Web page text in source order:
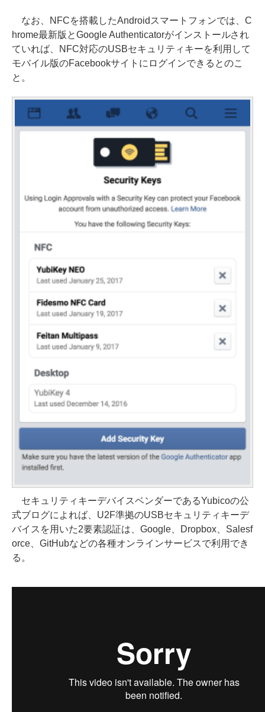
なお、NFCを搭載したAndroidスマートフォンでは、C
hrome最新版とGoogle Authenticatorがインストールされ
ていれば、NFC対応のUSBセキュリティキーを利用して
モバイル版のFacebookサイトにログインできるとのこ
と。
セキュリティキーデバイスベンダーであるYubicoの公
式ブログによれば、U2F準拠のUSBセキュリティキーデ
バイスを用いた2要素認証は、Google、Dropbox、Salesf
orce、GitHubなどの各種オンラインサービスで利用でき
る。